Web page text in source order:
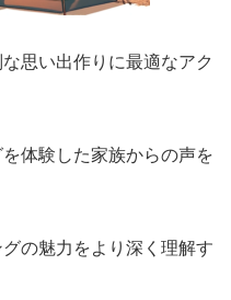
思い出作りに最適なアク
体験した家族からの声を
の魅力をより深く理解す